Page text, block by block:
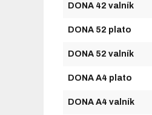
DONA 42 valník
DONA 52 plato
DONA 52 valník
DONA A4 plato
DONA A4 valník